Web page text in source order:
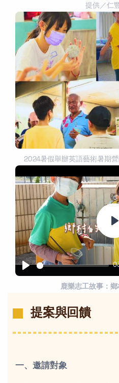
提供／仁
2024暑假舉辦英語藝術暑期
Play
鹿樂志工故事：
提案與回饋
一、邀請對象